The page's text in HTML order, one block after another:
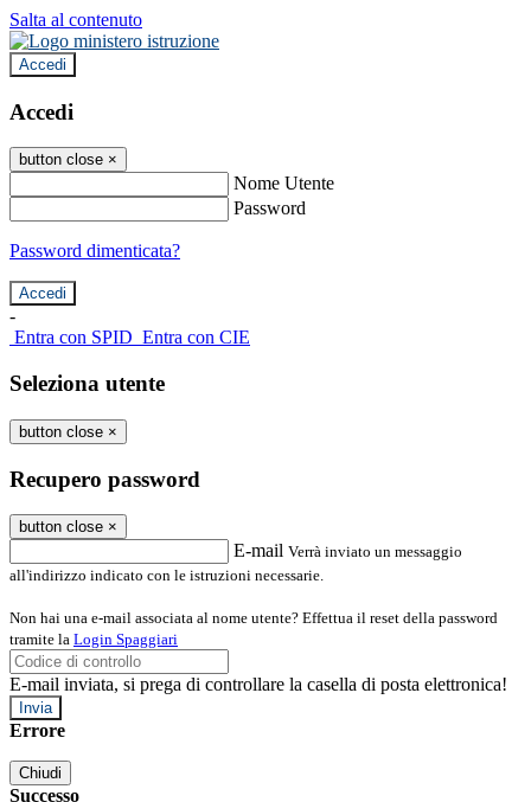
Salta al contenuto
Accedi
Accedi
button close ×
Nome Utente
Password
Password dimenticata?
-
Entra con SPID Entra con CIE
Seleziona utente
button close ×
Recupero password
button close ×
E-mail Verrà inviato un messaggio
all'indirizzo indicato con le istruzioni necessarie.
Non hai una e-mail associata al nome utente? Effettua il reset della password
tramite la Login Spaggiari
E-mail inviata, si prega di controllare la casella di posta elettronica!
Errore
Chiudi
Successo